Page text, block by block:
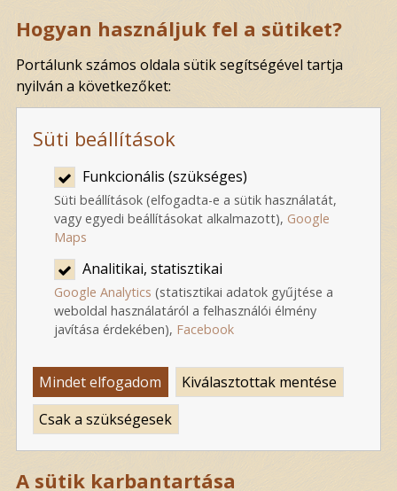
Hogyan használjuk fel a sütiket?
Portálunk számos oldala sütik segítségével tartja
nyilván a következőket:
Süti beállítások
Funkcionális (szükséges)
Süti beállítások (elfogadta-e a sütik használatát,
vagy egyedi beállításokat alkalmazott), Google
Maps
Analitikai, statisztikai
Google Analytics (statisztikai adatok gyűjtése a
weboldal használatáról a felhasználói élmény
javítása érdekében), Facebook
Mindet elfogadom
Kiválasztottak mentése
Csak a szükségesek
A sütik karbantartása